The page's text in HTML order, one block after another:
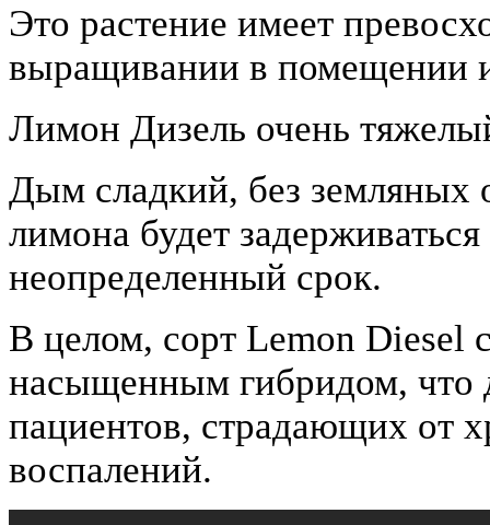
Это растение имеет
выращивании в помещении
Лимон Дизель очень
Дым сладкий, без земляных
лимона будет
неопределенный срок.
В целом, сорт Lemon Diesel
насыщенным гибридом, что
пациентов, страдающих от
воспалений.